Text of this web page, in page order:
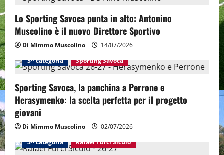
i
g
a
t
i
o
n
Lo Sporting Savoca punta in alto: Antonino
Muscolino è il nuovo Direttore Sportivo
Di Mimmo Muscolino
14/07/2026
3^ categoria
Sporting Savoca
Sporting Savoca, la panchina a Perrone e
Herasymenko: la scelta perfetta per il progetto
giovani
Di Mimmo Muscolino
02/07/2026
3^ categoria
Rafael Furci Siculo